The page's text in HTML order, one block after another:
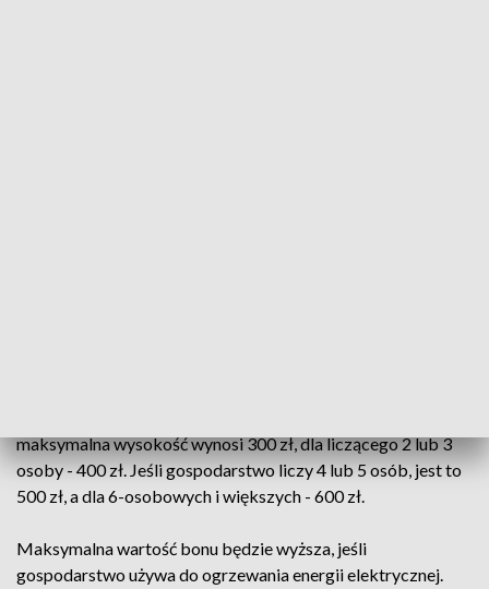
maksymalna wysokość wynosi 300 zł, dla liczącego 2 lub 3
osoby - 400 zł. Jeśli gospodarstwo liczy 4 lub 5 osób, jest to
500 zł, a dla 6-osobowych i większych - 600 zł.
Maksymalna wartość bonu będzie wyższa, jeśli
gospodarstwo używa do ogrzewania energii elektrycznej.